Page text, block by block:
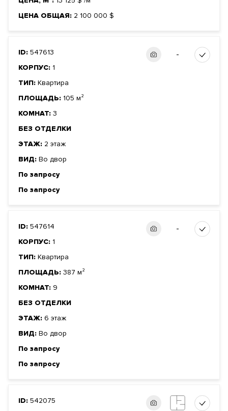
ЦЕНА ОБЩАЯ: 2 100 000 $
ID: 547613
КОРПУС: 1
ТИП: Квартира
ПЛОЩАДЬ: 105 м²
КОМНАТ: 3
БЕЗ ОТДЕЛКИ
ЭТАЖ: 2 этаж
ВИД: Во двор
По запросу
По запросу
-
ID: 547614
КОРПУС: 1
ТИП: Квартира
ПЛОЩАДЬ: 387 м²
КОМНАТ: 9
БЕЗ ОТДЕЛКИ
ЭТАЖ: 6 этаж
ВИД: Во двор
По запросу
По запросу
-
ID: 542075